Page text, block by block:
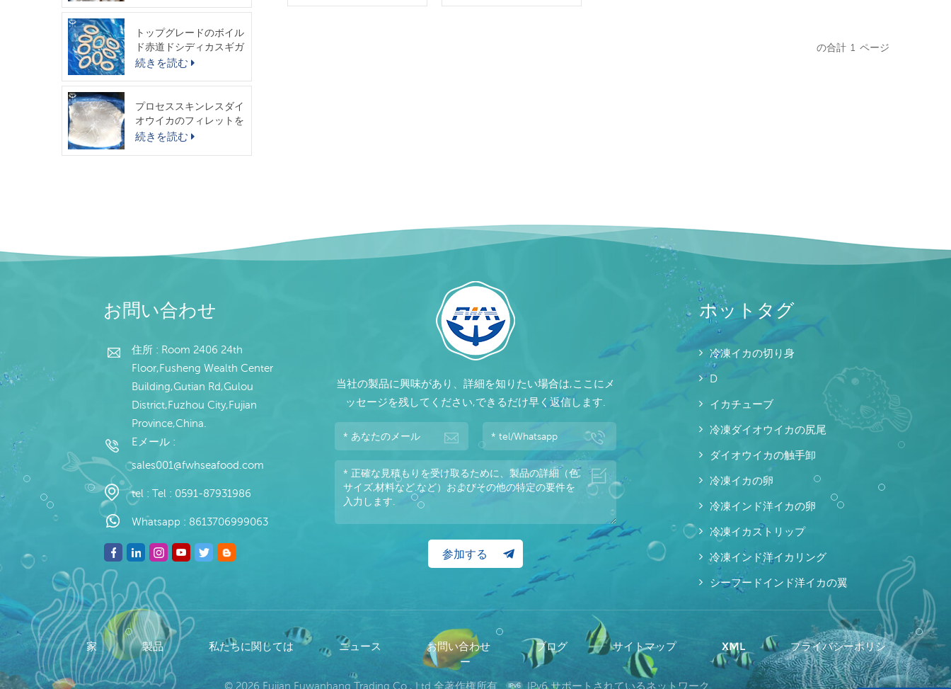
トップグレードのボイル
ド赤道ドシディカスギガ
スイカリング
続きを読む
プロセススキンレスダイ
オウイカのフィレットを
出荷する準備ができまし
続きを読む
スイカなど 冷凍方法：
:10tons=1*20fcl Délai de
の合計 1 ページ
お問い合わせ
住所 : Room 2406 24th
Floor,Fusheng Wealth Center
Building,Gutian Rd,Gulou
District,Fuzhou City,Fujian
Province,China.
Eメール :
sales001@fwhseafood.com
tel : Tel : 0591-87931986
Whatsapp : 8613706999063
当社の製品に興味があり、詳細を知りたい場合は,ここにメ
ッセージを残してください,できるだけ早く返信します.
ホットタグ
冷凍イカの切り身
D
イカチューブ
冷凍ダイオウイカの尻尾
ダイオウイカの触手卸
冷凍イカの卵
冷凍インド洋イカの卵
冷凍イカストリップ
冷凍インド洋イカリング
シーフードインド洋イカの翼
家 製品 私たちに関しては ニュース お問い合わせ ブログ サイトマップ XML
プライバシーポリシ
ー
© 2026 Fujian Fuwanhang Trading Co., Ltd 全著作権所有. IPv6 サポートされているネットワーク